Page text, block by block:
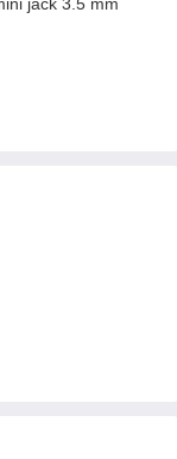
jack 3.5 mm